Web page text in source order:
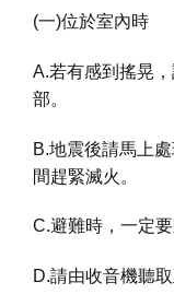
(一)位於室內時
A.若有感到搖晃
部。
B.地震後請馬上
間趕緊滅火。
C.避難時，一定
D.請由收音機聽